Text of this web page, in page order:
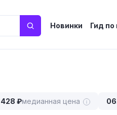
Новинки Гид
₽медианная цена